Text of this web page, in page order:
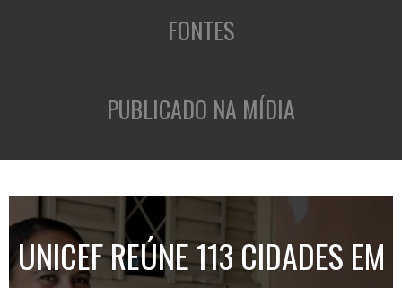
FONTES
PUBLICADO NA MÍDIA
UNICEF REÚNE 113 CIDADES EM